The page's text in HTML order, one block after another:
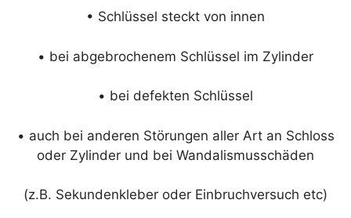
• Schlüssel steckt von innen
• bei abgebrochenem Schlüssel im Zylinder
• bei defekten Schlüssel
• auch bei anderen Störungen aller Art an Schloss
oder Zylinder und bei Wandalismusschäden
(z.B. Sekundenkleber oder Einbruchversuch etc)